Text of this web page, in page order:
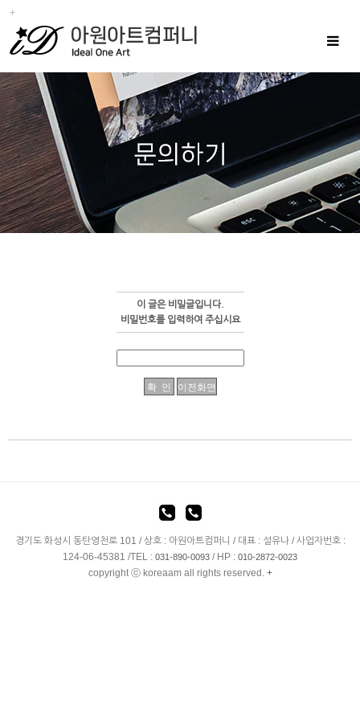
Toggle
이 글은 비밀글입니다.
비밀번호를 입력하여 주십시요
경기도 화성시 동탄영천로 101 / 상호 : 아원아트컴퍼니 / 대표 : 설유나 / 사업자번호 :
124-06-45381 /TEL : 031-890-0093 / HP : 010-2872-0023
copyright ⓒ koreaam all rights reserved. +